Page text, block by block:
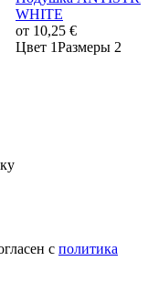
WHITE
от 10,25 €
Цвет 1Размеры 2
с политика